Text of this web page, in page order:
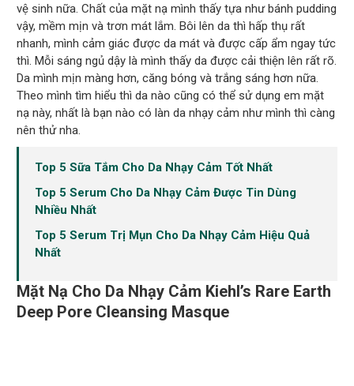
vệ sinh nữa. Chất của mặt nạ mình thấy tựa như bánh pudding
vậy, mềm mịn và trơn mát lắm. Bôi lên da thì hấp thụ rất
nhanh, mình cảm giác được da mát và được cấp ẩm ngay tức
thì. Mỗi sáng ngủ dậy là mình thấy da được cải thiện lên rất rõ.
Da mình mịn màng hơn, căng bóng và trắng sáng hơn nữa.
Theo mình tìm hiểu thì da nào cũng có thể sử dụng em mặt
nạ này, nhất là bạn nào có làn da nhạy cảm như mình thì càng
nên thử nha.
Top 5 Sữa Tắm Cho Da Nhạy Cảm Tốt Nhất
Top 5 Serum Cho Da Nhạy Cảm Được Tin Dùng
Nhiều Nhất
Top 5 Serum Trị Mụn Cho Da Nhạy Cảm Hiệu Quả
Nhất
Mặt Nạ Cho Da Nhạy Cảm Kiehl’s Rare Earth
Deep Pore Cleansing Masque